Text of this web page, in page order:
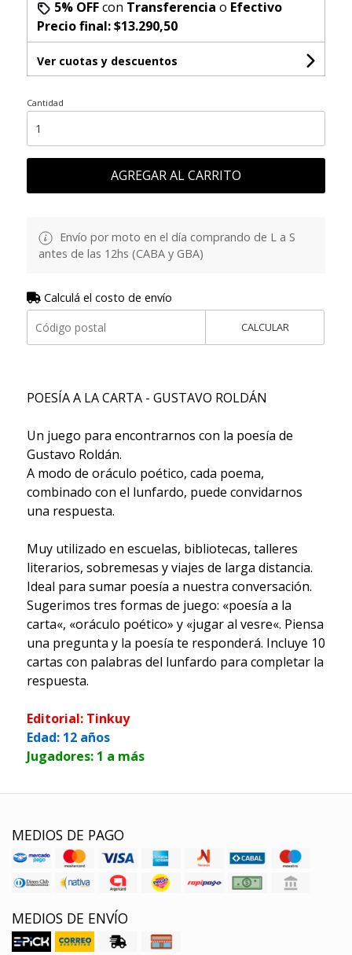
5% OFFcon Transferencia o Efectivo
Precio final:$13.290,50
Ver cuotas y descuentos
Cantidad
AGREGAR AL CARRITO
Envío por moto en el día comprando de L a S
antes de las 12hs (CABA y GBA)
Calculá el costo de envío
CALCULAR
POESÍA A LA CARTA - GUSTAVO ROLDÁN
Un juego para encontrarnos con la poesía de
Gustavo Roldán.
A modo de oráculo poético, cada poema,
combinado con el lunfardo, puede convidarnos
una respuesta.
Muy utilizado en escuelas, bibliotecas, talleres
literarios, sobremesas y viajes de larga distancia.
Ideal para sumar poesía a nuestra conversación.
Sugerimos tres formas de juego: «poesía a la
carta«, «oráculo poético» y «jugar al vesre«. Piensa
una pregunta y la poesía te responderá. Incluye 10
cartas con palabras del lunfardo para completar la
respuesta.
Editorial: Tinkuy
Edad: 12 años
Jugadores: 1 a más
MEDIOS DE PAGO
MEDIOS DE ENVÍO